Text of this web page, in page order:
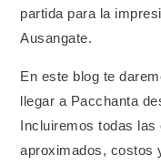
partida para la
Ausangate.
En este blog te
llegar a Pacchanta
Incluiremos todas las
aproximados, costos